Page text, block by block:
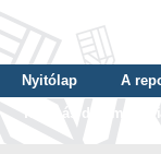
Nyitólap A
Tallózás dátum